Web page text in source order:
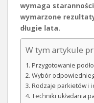
wymaga
wymarzone
długie lata.
W tym artykule
Przygotowanie
Wybór
Rodzaje parkietów i
Techniki układania